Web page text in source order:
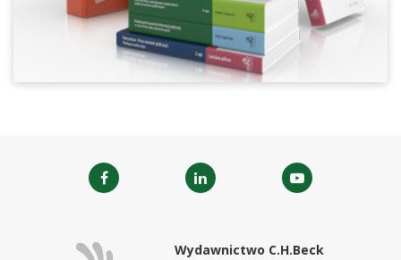
Wydawnictwo C.H.Beck